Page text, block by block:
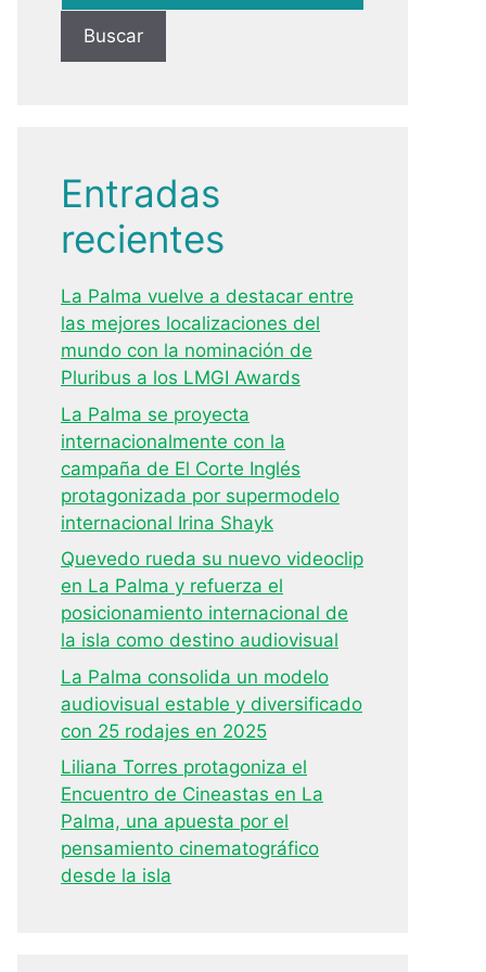
Buscar
Entradas
recientes
La Palma vuelve a destacar entre
las mejores localizaciones del
mundo con la nominación de
Pluribus a los LMGI Awards
La Palma se proyecta
internacionalmente con la
campaña de El Corte Inglés
protagonizada por supermodelo
internacional Irina Shayk
Quevedo rueda su nuevo videoclip
en La Palma y refuerza el
posicionamiento internacional de
la isla como destino audiovisual
La Palma consolida un modelo
audiovisual estable y diversificado
con 25 rodajes en 2025
Liliana Torres protagoniza el
Encuentro de Cineastas en La
Palma, una apuesta por el
pensamiento cinematográfico
desde la isla